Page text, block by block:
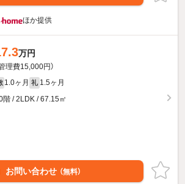
ほか提供
万円
管理費15,000円）
1.0ヶ月 礼 1.5ヶ月
階 / 2LDK / 67.15㎡
お問い合わせ （無料）